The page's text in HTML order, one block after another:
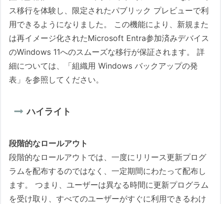
ス移行を体験し、限定されたパブリック プレビューで利
用できるようになりました。 この機能により、新規また
は再イメージ化されたMicrosoft Entra参加済みデバイス
のWindows 11へのスムーズな移行が保証されます。 詳
細については、「組織用 Windows バックアップの発
表」を参照してください。
ハイライト
段階的なロールアウト
段階的なロールアウトでは、一度にリリース更新プログ
ラムを配布するのではなく、一定期間にわたって配布し
ます。 つまり、ユーザーは異なる時間に更新プログラム
を受け取り、すべてのユーザーがすぐに利用できるわけ